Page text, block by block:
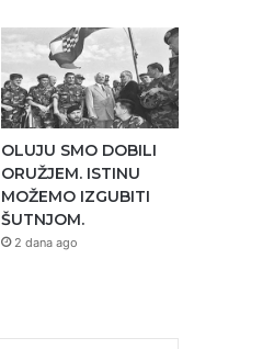
OLUJU SMO DOBILI
ORUŽJEM. ISTINU
MOŽEMO IZGUBITI
ŠUTNJOM.
2 dana ago